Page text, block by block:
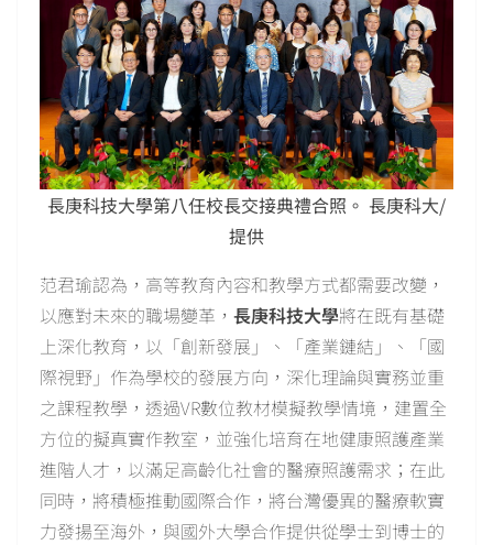
長庚科技大學第八任校長交接典禮合照。 長庚科大/
提供
范君瑜認為，高等教育內容和教學方式都需要改變，
以應對未來的職場變革， 長庚科技大學將在既有基礎
上深化教育，以「創新發展」、「產業鏈結」、「國
際視野」作為學校的發展方向，深化理論與實務並重
之課程教學，透過VR數位教材模擬教學情境，建置全
方位的擬真實作教室，並強化培育在地健康照護產業
進階人才，以滿足高齡化社會的醫療照護需求；在此
同時，將積極推動國際合作，將台灣優異的醫療軟實
力發揚至海外，與國外大學合作提供從學士到博士的